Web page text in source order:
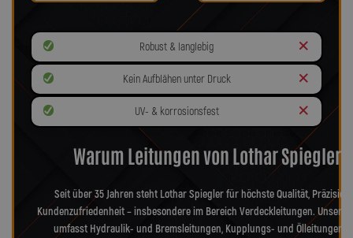
Robust & langlebig
Kein Aufblähen unter Druck
UV- & korrosionsfest
Warum Leitungen von Lothar Spiegler?
Seit über 35 Jahren steht Lothar Spiegler für höchste Qualität, Präzision
Kundenzufriedenheit – insbesondere im Bereich Verdeckleitungen. Unser
umfasst Hydraulik- und Bremsleitungen, Kupplungs- und Ölleitungen